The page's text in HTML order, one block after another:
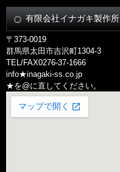
有限会社イナガキ製作所
〒373-0019
群馬県太田市吉沢町1304-3
TEL/FAX0276-37-1666
info★inagaki-ss.co.jp
★を@に直してください。